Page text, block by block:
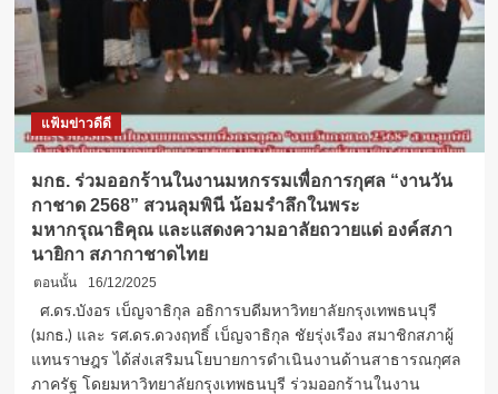
แฟ้มข่าวดีดี
มกธ. ร่วมออกร้านในงานมหกรรมเพื่อการกุศล “งานวัน
กาชาด 2568” สวนลุมพินี น้อมรำลึกในพระ
มหากรุณาธิคุณ และแสดงความอาลัยถวายแด่ องค์สภา
นายิกา สภากาชาดไทย
ตอนนั้น
16/12/2025
ศ.ดร.บังอร เบ็ญจาธิกุล อธิการบดีมหาวิทยาลัยกรุงเทพธนบุรี
(มกธ.) และ รศ.ดร.ดวงฤทธิ์ เบ็ญจาธิกุล ชัยรุ่งเรือง สมาชิกสภาผู้
แทนราษฎร ได้ส่งเสริมนโยบายการดำเนินงานด้านสาธารณกุศล
ภาครัฐ โดยมหาวิทยาลัยกรุงเทพธนบุรี ร่วมออกร้านในงาน